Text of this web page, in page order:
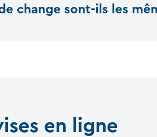
change sont-ils les
en ligne